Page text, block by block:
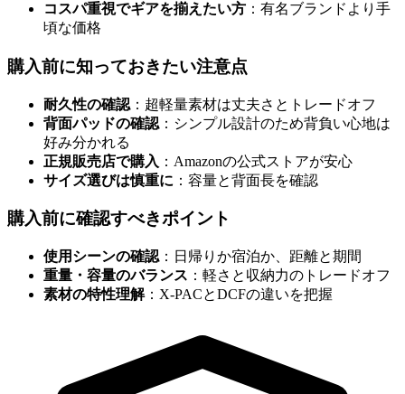
コスパ重視でギアを揃えたい方 ：有名ブランドより手
頃な価格
購入前に知っておきたい注意点
耐久性の確認 ：超軽量素材は丈夫さとトレードオフ
背面パッドの確認 ：シンプル設計のため背負い心地は
好み分かれる
正規販売店で購入 ：Amazonの公式ストアが安心
サイズ選びは慎重に ：容量と背面長を確認
購入前に確認すべきポイント
使用シーンの確認 ：日帰りか宿泊か、距離と期間
重量・容量のバランス ：軽さと収納力のトレードオフ
素材の特性理解：X-PACとDCFの違いを把握